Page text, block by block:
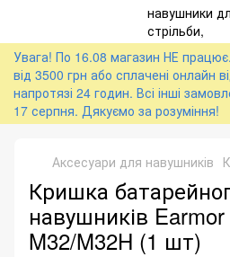
Увага! По 16.08 магазин НЕ
від 3500 грн або сплачені онлайн
напротязі 24 годин. Всі інші
17 серпня. Дякуємо за розуміння!
Аксесуари для навушників
Кришка
навушників
M32/M32H (1 шт)